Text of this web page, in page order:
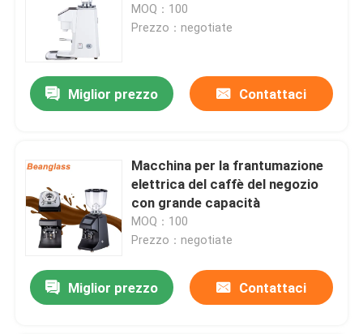
MOQ：100
Prezzo：negotiate
Miglior prezzo Contattaci
Macchina per la frantumazione
elettrica del caffè del negozio
con grande capacità
MOQ：100
Prezzo：negotiate
Miglior prezzo Contattaci